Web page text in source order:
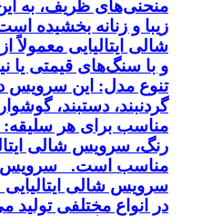
منحنی‌های ظریف، به
زیبا و زنانه بخشیده
شالی ایتالیایی
و با سنگ‌های قیمتی یا
تنوع مدل: این سرویس
گردنبند، دستبند،
مناسب برای هر سلیقه:
رنگ، سرویس شالی
مناسب است. سرویس
سرویس شالی
در انواع مختلفی